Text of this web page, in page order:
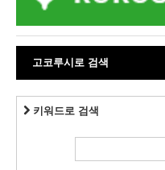
고코루시로 검색
키워드로 검색